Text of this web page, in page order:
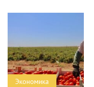
Экономика